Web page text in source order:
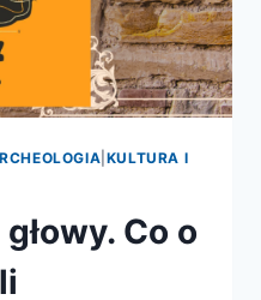
KULTURA I
Co o